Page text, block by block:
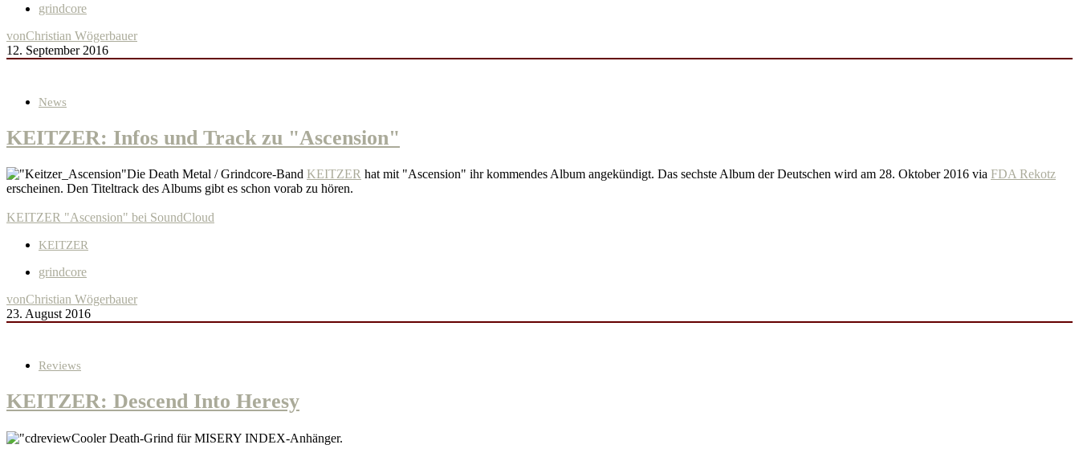
grindcore
vonChristian Wögerbauer
12. September 2016
News
KEITZER: Infos und Track zu "Ascension"
Die Death Metal / Grindcore-Band KEITZER hat mit "Ascension" ihr kommendes Album angekündigt. Das sechste Album der Deutschen wird am 28. Oktober 2016 via FDA Rekotz
erscheinen. Den Titeltrack des Albums gibt es schon vorab zu hören.
KEITZER "Ascension" bei SoundCloud
KEITZER
grindcore
vonChristian Wögerbauer
23. August 2016
Reviews
KEITZER: Descend Into Heresy
Cooler Death-Grind für MISERY INDEX-Anhänger.